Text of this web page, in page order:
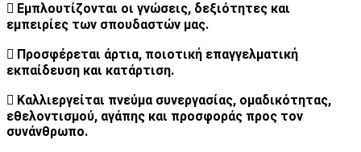
 Εμπλουτίζονται οι γνώσεις, δεξιότητες και
εμπειρίες των σπουδαστών μας.
 Προσφέρεται άρτια, ποιοτική επαγγελματική
εκπαίδευση και κατάρτιση.
 Καλλιεργείται πνεύμα συνεργασίας, ομαδικότητας,
εθελοντισμού, αγάπης και προσφοράς προς τον
συνάνθρωπο.